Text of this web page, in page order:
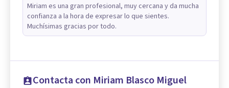
Miriam es una gran profesional, muy cercana y da mucha
confianza a la hora de expresar lo que sientes.
Muchísimas gracias por todo.
Contacta con Miriam Blasco Miguel